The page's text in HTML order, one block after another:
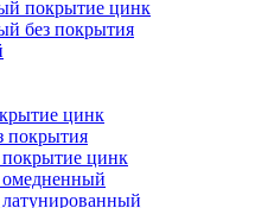
покрытие цинк
без покрытия
цинк
покрытия
цинк